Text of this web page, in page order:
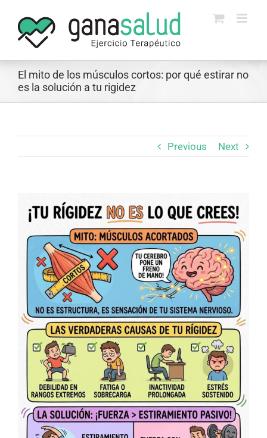
content
El mito de los músculos cortos: por qué estirar no
es la solución a tu rigidez
Previous Next
Larger
Image